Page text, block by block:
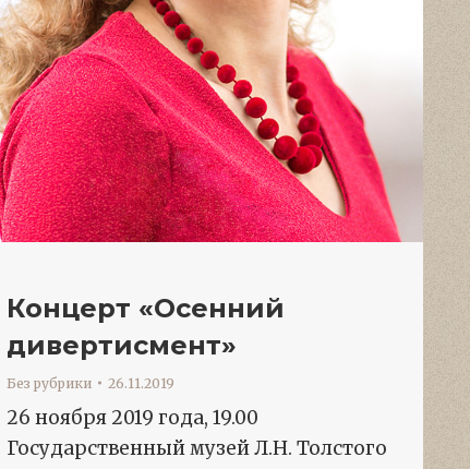
Концерт «Осенний
дивертисмент»
Без рубрики 26.11.2019
26 ноября 2019 года, 19.00
Государственный музей Л.Н. Толстого